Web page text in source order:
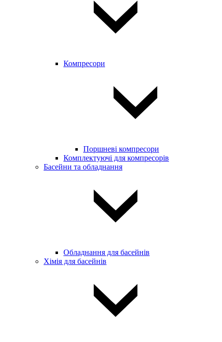
Компресори
Поршневі компресори
Комплектуючі для компресорів
Басейни та обладнання
Обладнання для басейнів
Хімія для басейнів